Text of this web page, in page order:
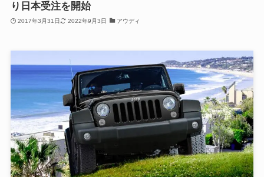
り日本受注を開始
2017年3月31日 2022年9月3日 アウディ